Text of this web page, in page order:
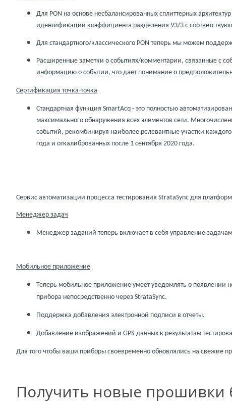
Для PON на основе несбалансированных сплиттерных
идентификации коэффициента разделения 93/3 с
Для стандартного/классического PON теперь мы можем
Расширенные заметки о событиях/комментарии, связанные с
информацию о событии, что даёт понимание о
Сертификация точка-точка
Стандартная функция SmartAcq - это полностью
максимального обнаружения всех элементов сети.
событий, рекомбинируя наиболее релевантные участки
года и откалиброванных после 1 сентября 2020 года.
Сервис автоматизации процесса тестирования StrataSync для платформ
Менеджер задач
Менеджер заданий теперь включает в себя управление
Мобильное приложение
Теперь мобильное приложение умеет уведомлять о появлении
прибора непосредственно через StrataSync.
Поддержка добавления электронной подписи в отчеты.
Добавление изображений и GPS-данных к результатам
Для того чтобы ваши приборы своевременно обновлялись на свежие
Получить новые прошивки